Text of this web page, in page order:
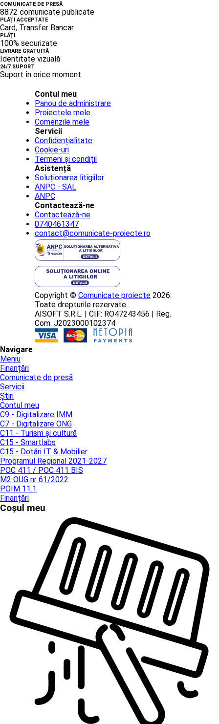
COMUNICATE DE PRESĂ
8872 comunicate publicate
PLĂȚI ACCEPTATE
Card, Transfer Bancar
PLĂȚI
100% securizate
LIVRARE GRATUITĂ
Identitate vizuală
24/7 SUPORT
Suport în orice moment
Contul meu
Panou de administrare
Proiectele mele
Comenzile mele
Servicii
Confidențialitate
Cookie-uri
Termeni și condiții
Asistență
Soluționarea litigiilor
ANPC - SAL
ANPC
Contactează-ne
Contactează-ne
0740461347
contact@comunicate-proiecte.ro
Copyright © Comunicate proiecte 2026.
Toate drepturile rezervate.
AISOFT S.R.L. | CIF: RO47243456 | Reg.
Com. J2023000102374
Navigare
Meniu
Finanțări
Comunicate de presă
Servicii
Știri
Contul meu
C9 - Digitalizare IMM
C7 - Digitalizare ONG
C11 - Turism și cultură
C15 - Smartlabs
C15 - Dotări IT & Mobilier
Programul Regional 2021-2027
POC 411 / POC 411 BIS
M2 OUG nr 61/2022
POIM 11.1
Finanțări
Coșul meu